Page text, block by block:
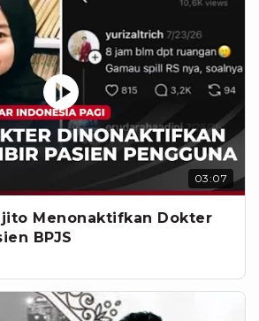
03:07
Menonaktifkan Dokter
BPJS